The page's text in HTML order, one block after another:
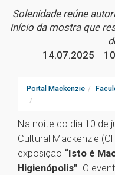
Solenidade reúne
início da mostra que
14.07.2025
Portal Mackenzie
Na noite do dia 10 de
Cultural Mackenzie
exposição “Isto é
Higienópolis”. O